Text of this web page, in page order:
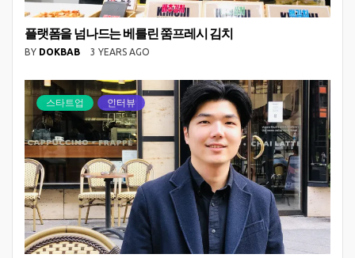
플랫폼을 넘나드는 베를린 쭘프레시 김치
BY DOKBAB 3 YEARS AGO
스타트업 인터뷰